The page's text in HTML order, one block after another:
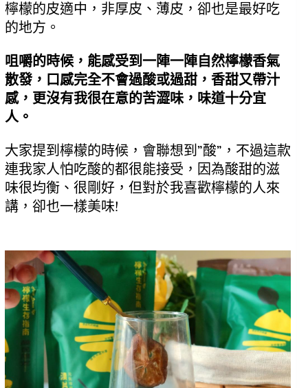
檸檬的皮適中，非厚皮、薄皮，卻也是最好吃
的地方。
咀嚼的時候，能感受到一陣一陣自然檸檬香氣
散發，口感完全不會過酸或過甜，香甜又帶汁
感，更沒有我很在意的苦澀味，味道十分宜
人。
大家提到檸檬的時候，會聯想到”酸”，不過這款
連我家人怕吃酸的都很能接受，因為酸甜的滋
味很均衡、很剛好，但對於我喜歡檸檬的人來
講，卻也一樣美味!